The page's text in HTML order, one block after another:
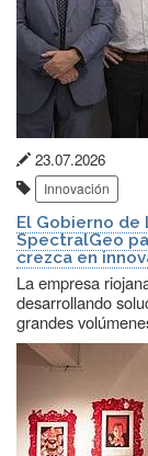
Fecha
de
publicación:
23.07.2026
Etiquetas:
Innovación
El Gobierno de
SpectralGeo
crezca en
La empresa
desarrollando
grandes